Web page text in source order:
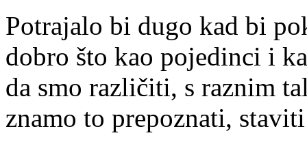
Potrajalo bi dugo kad bi
dobro što kao pojedinci i
da smo različiti, s raznim
znamo to prepoznati,